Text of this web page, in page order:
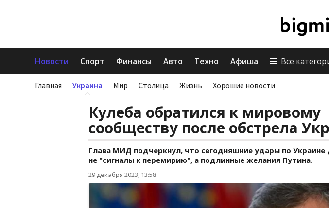
Новости Спорт Финансы Авто Техно Афиша Все
Главная Украина Мир Столица Жизнь Хорошие новости
Кулеба обратился к мировому
сообществу после обстрела
Глава МИД подчеркнул, что сегодняшние удары по
не "сигналы к перемирию", а подлинные желания Путина.
29 декабря 2023, 13:58